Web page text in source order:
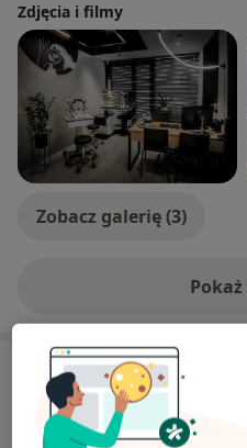
Zdjęcia i filmy
Zobacz galerię (3)
Aktualności
lek. Anna Bakalarz
Braniborska 10e/u6,